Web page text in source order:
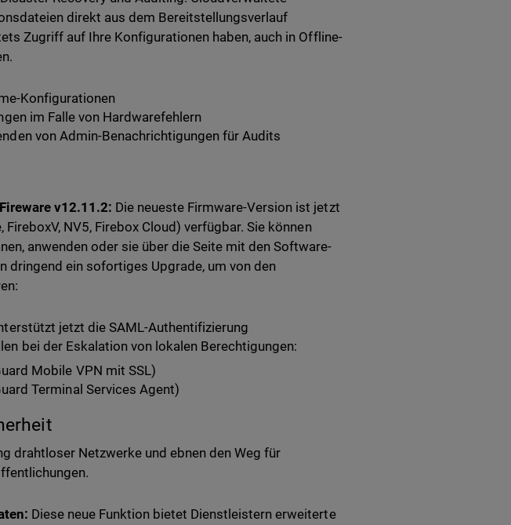
direkt aus dem Bereitstellungsverlauf
Zugriff auf Ihre Konfigurationen haben, auch in Offline-
Konfigurationen
im Falle von Hardwarefehlern
von Admin-Benachrichtigungen für Audits
v12.11.2: Die neueste Firmware-Version ist jetzt
NV5, Firebox Cloud) verfügbar. Sie können
anwenden oder sie über die Seite mit den Software-
dringend ein sofortiges Upgrade, um von den
jetzt die SAML-Authentifizierung
bei der Eskalation von lokalen Berechtigungen:
Mobile VPN mit SSL)
Terminal Services Agent)
drahtloser Netzwerke und ebnen den Weg für
Diese neue Funktion bietet Dienstleistern erweiterte